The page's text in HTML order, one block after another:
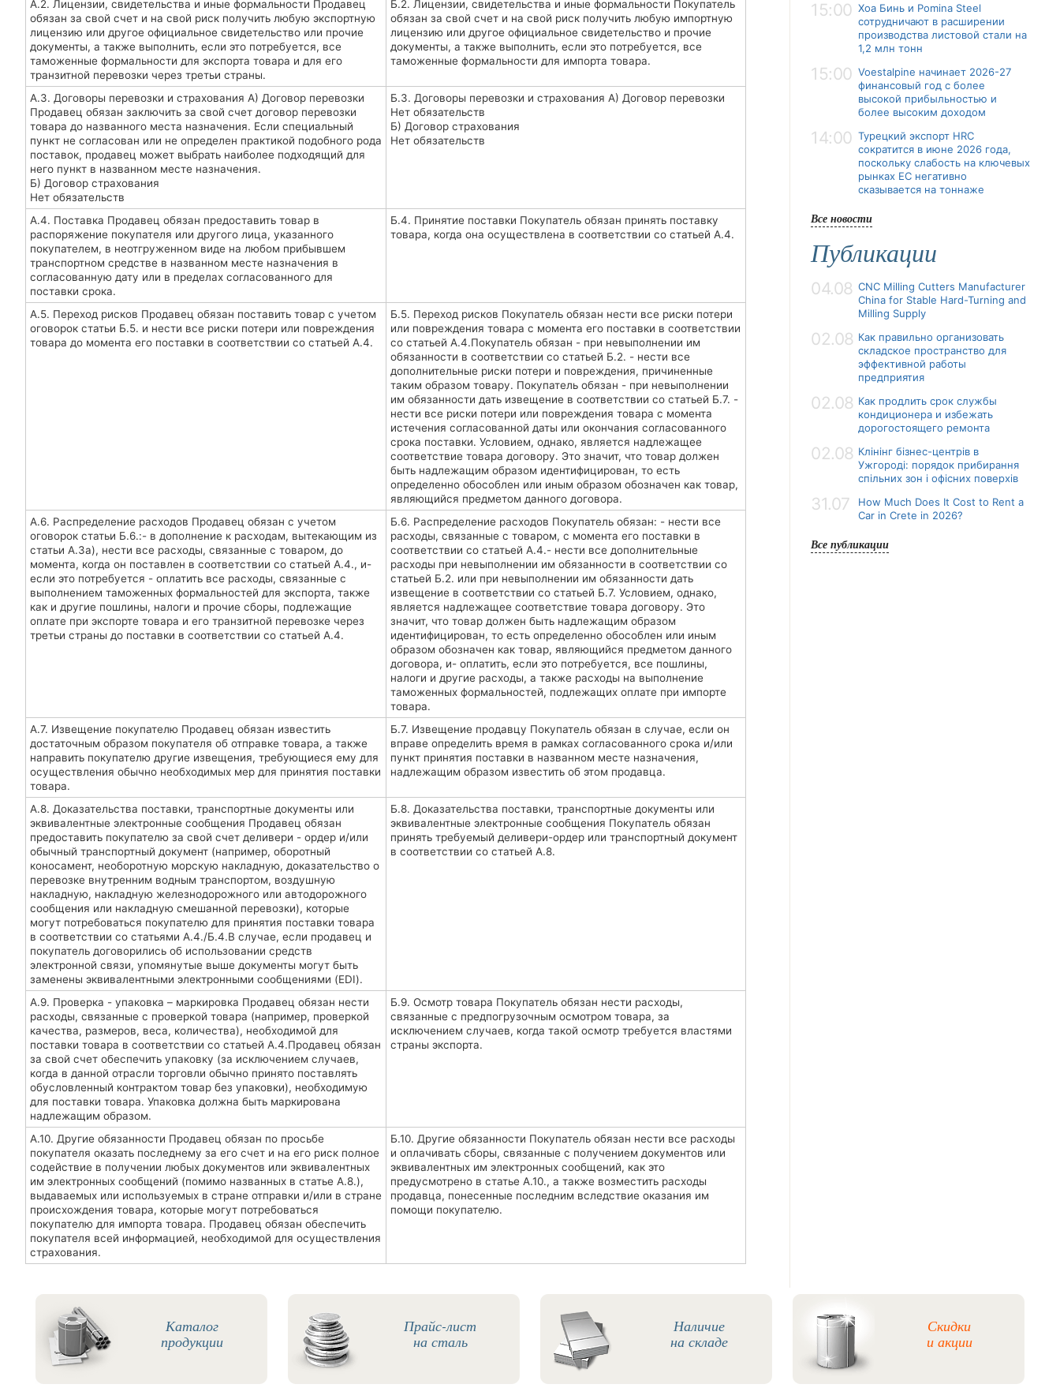
А.2. Лицензии, свидетельства и иные формальности Продавец
обязан за свой счет и на свой риск получить любую экспортную
лицензию или другое официальное свидетельство или прочие
документы, а также выполнить, если это потребуется, все
таможенные формальности для экспорта товара и для его
транзитной перевозки через третьи страны.
Б.2. Лицензии, свидетельства и иные формальности Покупатель
обязан за свой счет и на свой риск получить любую импортную
лицензию или другое официальное свидетельство и прочие
документы, а также выполнить, если это потребуется, все
таможенные формальности для импорта товара.
А.3. Договоры перевозки и страхования А) Договор перевозки
Продавец обязан заключить за свой счет договор перевозки
товара до названного места назначения. Если специальный
пункт не согласован или не определен практикой подобного рода
поставок, продавец может выбрать наиболее подходящий для
него пункт в названном месте назначения.
Б) Договор страхования
Нет обязательств
Б.3. Договоры перевозки и страхования А) Договор перевозки
Нет обязательств
Б) Договор страхования
Нет обязательств
А.4. Поставка Продавец обязан предоставить товар в
распоряжение покупателя или другого лица, указанного
покупателем, в неотгруженном виде на любом прибывшем
транспортном средстве в названном месте назначения в
согласованную дату или в пределах согласованного для
поставки срока.
Б.4. Принятие поставки Покупатель обязан принять поставку
товара, когда она осуществлена в соответствии со статьей А.4.
А.5. Переход рисков Продавец обязан поставить товар с учетом
оговорок статьи Б.5. и нести все риски потери или повреждения
товара до момента его поставки в соответствии со статьей А.4.
Б.5. Переход рисков Покупатель обязан нести все риски потери
или повреждения товара с момента его поставки в соответствии
со статьей А.4.Покупатель обязан - при невыполнении им
обязанности в соответствии со статьей Б.2. - нести все
дополнительные риски потери и повреждения, причиненные
таким образом товару. Покупатель обязан - при невыполнении
им обязанности дать извещение в соответствии со статьей Б.7. -
нести все риски потери или повреждения товара с момента
истечения согласованной даты или окончания согласованного
срока поставки. Условием, однако, является надлежащее
соответствие товара договору. Это значит, что товар должен
быть надлежащим образом идентифицирован, то есть
определенно обособлен или иным образом обозначен как товар,
являющийся предметом данного договора.
А.6. Распределение расходов Продавец обязан с учетом
оговорок статьи Б.6.:- в дополнение к расходам, вытекающим из
статьи А.3а), нести все расходы, связанные с товаром, до
момента, когда он поставлен в соответствии со статьей А.4., и-
если это потребуется - оплатить все расходы, связанные с
выполнением таможенных формальностей для экспорта, также
как и другие пошлины, налоги и прочие сборы, подлежащие
оплате при экспорте товара и его транзитной перевозке через
третьи страны до поставки в соответствии со статьей А.4.
Б.6. Распределение расходов Покупатель обязан: - нести все
расходы, связанные с товаром, с момента его поставки в
соответствии со статьей А.4.- нести все дополнительные
расходы при невыполнении им обязанности в соответствии со
статьей Б.2. или при невыполнении им обязанности дать
извещение в соответствии со статьей Б.7. Условием, однако,
является надлежащее соответствие товара договору. Это
значит, что товар должен быть надлежащим образом
идентифицирован, то есть определенно обособлен или иным
образом обозначен как товар, являющийся предметом данного
договора, и- оплатить, если это потребуется, все пошлины,
налоги и другие расходы, а также расходы на выполнение
таможенных формальностей, подлежащих оплате при импорте
товара.
А.7. Извещение покупателю Продавец обязан известить
достаточным образом покупателя об отправке товара, а также
направить покупателю другие извещения, требующиеся ему для
осуществления обычно необходимых мер для принятия поставки
товара.
Б.7. Извещение продавцу Покупатель обязан в случае, если он
вправе определить время в рамках согласованного срока и/или
пункт принятия поставки в названном месте назначения,
надлежащим образом известить об этом продавца.
А.8. Доказательства поставки, транспортные документы или
эквивалентные электронные сообщения Продавец обязан
предоставить покупателю за свой счет деливери - ордер и/или
обычный транспортный документ (например, оборотный
коносамент, необоротную морскую накладную, доказательство о
перевозке внутренним водным транспортом, воздушную
накладную, накладную железнодорожного или автодорожного
сообщения или накладную смешанной перевозки), которые
могут потребоваться покупателю для принятия поставки товара
в соответствии со статьями А.4./Б.4.В случае, если продавец и
покупатель договорились об использовании средств
электронной связи, упомянутые выше документы могут быть
заменены эквивалентными электронными сообщениями (EDI).
Б.8. Доказательства поставки, транспортные документы или
эквивалентные электронные сообщения Покупатель обязан
принять требуемый деливери-ордер или транспортный документ
в соответствии со статьей А.8.
А.9. Проверка - упаковка – маркировка Продавец обязан нести
расходы, связанные с проверкой товара (например, проверкой
качества, размеров, веса, количества), необходимой для
поставки товара в соответствии со статьей А.4.Продавец обязан
за свой счет обеспечить упаковку (за исключением случаев,
когда в данной отрасли торговли обычно принято поставлять
обусловленный контрактом товар без упаковки), необходимую
для поставки товара. Упаковка должна быть маркирована
надлежащим образом.
Б.9. Осмотр товара Покупатель обязан нести расходы,
связанные с предпогрузочным осмотром товара, за
исключением случаев, когда такой осмотр требуется властями
страны экспорта.
А.10. Другие обязанности Продавец обязан по просьбе
покупателя оказать последнему за его счет и на его риск полное
содействие в получении любых документов или эквивалентных
им электронных сообщений (помимо названных в статье А.8.),
выдаваемых или используемых в стране отправки и/или в стране
происхождения товара, которые могут потребоваться
покупателю для импорта товара. Продавец обязан обеспечить
покупателя всей информацией, необходимой для осуществления
страхования.
Б.10. Другие обязанности Покупатель обязан нести все расходы
и оплачивать сборы, связанные с получением документов или
эквивалентных им электронных сообщений, как это
предусмотрено в статье А.10., а также возместить расходы
продавца, понесенные последним вследствие оказания им
помощи покупателю.
15:00 Хоа Бинь и Pomina Steel
сотрудничают в расширении
производства листовой стали на
1,2 млн тонн
15:00 Voestalpine начинает 2026-27
финансовый год с более
высокой прибыльностью и
более высоким доходом
14:00 Турецкий экспорт HRC
сократится в июне 2026 года,
поскольку слабость на ключевых
рынках ЕС негативно
сказывается на тоннаже
Все новости
Публикации
04.08 CNC Milling Cutters Manufacturer
China for Stable Hard-Turning and
Milling Supply
02.08 Как правильно организовать
складское пространство для
эффективной работы
предприятия
02.08 Как продлить срок службы
кондиционера и избежать
дорогостоящего ремонта
02.08 Клінінг бізнес-центрів в
Ужгороді: порядок прибирання
спільних зон і офісних поверхів
31.07
How Much Does It Cost to Rent a
Car in Crete in 2026?
Все публикации
Каталог
продукции
Прайс-лист
на сталь
Наличие
на складе
Скидки
и акции